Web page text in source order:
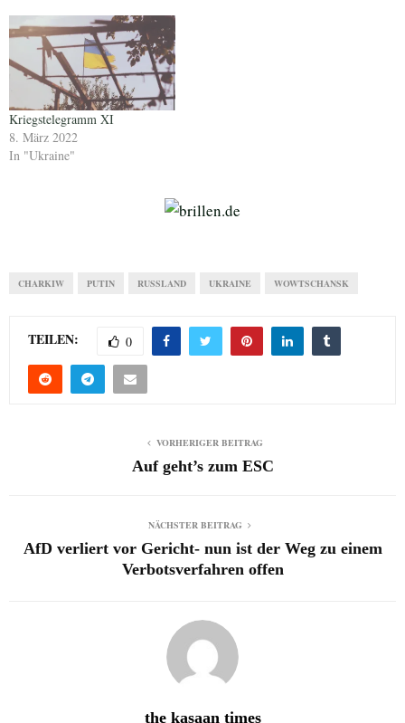
Kriegstelegramm XI
8. März 2022
In "Ukraine"
CHARKIW PUTIN RUSSLAND UKRAINE WOWTSCHANSK
TEILEN: 0
VORHERIGER BEITRAG
Auf geht’s zum ESC
NÄCHSTER BEITRAG
AfD verliert vor Gericht- nun ist der Weg zu einem
Verbotsverfahren offen
the kasaan times